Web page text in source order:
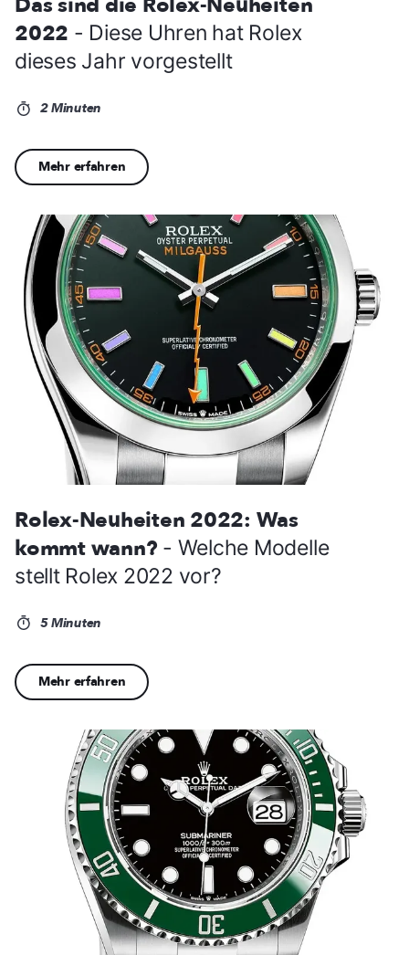
2022 - Diese Uhren hat Rolex
dieses Jahr vorgestellt
2 Minuten
Mehr erfahren
Rolex-Neuheiten 2022: Was
kommt wann? - Welche Modelle
stellt Rolex 2022 vor?
5 Minuten
Mehr erfahren